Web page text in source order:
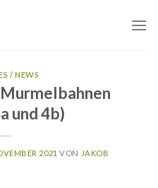
/ NEWS
und 4b)
2021 VON JAKOB